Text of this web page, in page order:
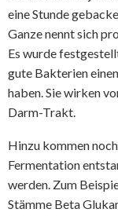
eine Stunde
Ganze nennt sich
Es wurde
gute Bakterien
haben. Sie wirken
Darm-Trakt.
Hinzu kommen
Fermentation
werden. Zum
Stämme Beta